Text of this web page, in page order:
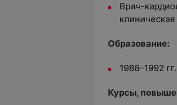
Врач-
Образование:
1986–1992
Курсы,